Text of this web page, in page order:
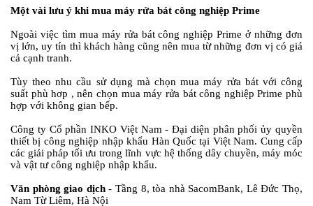
Một vài lưu ý khi mua máy rửa bát công nghiệp Prime
Ngoài việc tìm mua máy rửa bát công nghiệp Prime ở những đơn
vị lớn, uy tín thì khách hàng cũng nên mua từ những đơn vị có giá
cả cạnh tranh.
Tùy theo nhu cầu sử dụng mà chọn mua máy rửa bát với công
suất phù hơp , nên chọn mua máy rửa bát công nghiệp Prime phù
hợp với không gian bếp.
Công ty Cổ phần INKO Việt Nam - Đại diện phân phối ủy quyền
thiết bị công nghiệp nhập khẩu Hàn Quốc tại Việt Nam. Cung cấp
các giải pháp tối ưu trong lĩnh vực hệ thống dây chuyền, máy móc
và vật tư công nghiệp nhập khẩu.
Văn phòng giao dịch- Tầng 8, tòa nhà SacomBank, Lê Đức Thọ,
Nam Từ Liêm, Hà Nội